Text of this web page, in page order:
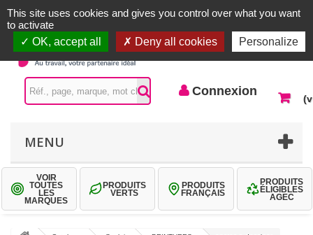
Contactez-nous
Connexion
MENU
VOIR
TOUTES
LES
MARQUES
PRODUITS
VERTS
PRODUITS
FRANÇAIS
PRODUITS
ÉLIGIBLES
AGEC
This site uses cookies and gives you control over what you want
to activate
OK, accept all
Deny all cookies Personalize